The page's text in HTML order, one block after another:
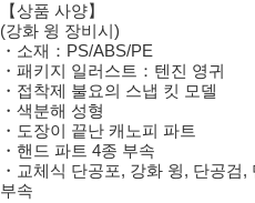
【상품 사양】
(강화 윙 장비시)
・소재：PS/ABS/PE
・패키지 일러스트：텐진 영귀
・접착제 불요의 스냅 킷 모델
・색분해 성형
・도장이 끝난 캐노피 파트
・핸드 파트 4종 부속
・교체식 단공포, 강화 윙, 단공검
부속